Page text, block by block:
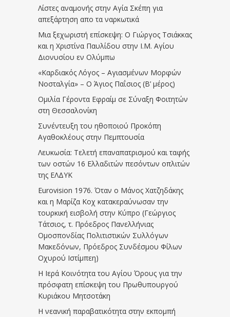
Λίστες αναμονής στην Αγία Σκέπη για
απεξάρτηση απο τα ναρκωτικά
Μια ξεχωριστή επίσκεψη: Ο Γιώργος Τσιάκκας
και η Χριστίνα Παυλίδου στην Ι.Μ. Αγίου
Διονυσίου εν Ολύμπω
«Καρδιακός Λόγος – Αγιασμένων Μορφών
Νοσταλγία» – Ο Άγιος Παΐσιος (Β’ μέρος)
Ομιλία Γέροντα Εφραίμ σε Σύναξη Φοιτητών
στη Θεσσαλονίκη
Συνέντευξη του ηθοποιού Προκόπη
Αγαθοκλέους στην Πεμπτουσία
Λευκωσία: Τελετή επαναπατρισμού και ταφής
των οστών 16 Ελλαδιτών πεσόντων οπλιτών
της ΕΛΔΥΚ
Eurovision 1976. Όταν ο Μάνος Χατζηδάκης
και η Μαρίζα Κοχ κατακεραύνωσαν την
τουρκική εισβολή στην Κύπρο (Γεώργιος
Τάτσιος, τ. Πρόεδρος Πανελλήνιας
Ομοσπονδίας Πολιτιστικών Συλλόγων
Μακεδόνων, Πρόεδρος Συνδέσμου Φίλων
Οχυρού Ιστίμπεη)
Η Ιερά Κοινότητα του Αγίου Όρους για την
πρόσφατη επίσκεψη του Πρωθυπουργού
Κυριάκου Μητσοτάκη
Η νεανική παραβατικότητα στην εκπομπή